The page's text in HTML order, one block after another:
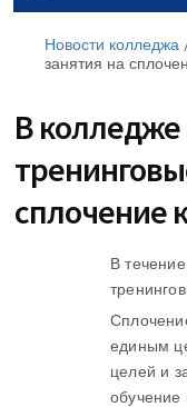
Новости колледжа
занятия на
В
сплочение
В
единым
целей и
обучение